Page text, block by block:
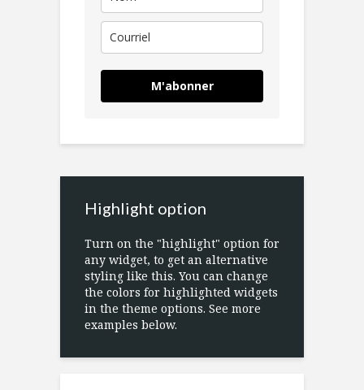
M'abonner
Highlight option
Turn on the "highlight" option for
any widget, to get an alternative
styling like this. You can change
the colors for highlighted widgets
in the theme options. See more
examples below.